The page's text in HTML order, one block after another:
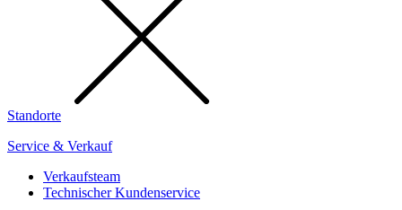
Standorte
Service & Verkauf
Verkaufsteam
Technischer Kundenservice